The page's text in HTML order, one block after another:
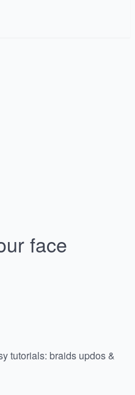
face
tutorials: braids updos &